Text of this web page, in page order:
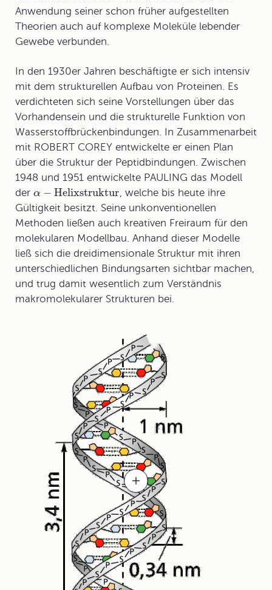
Anwendung seiner schon früher aufgestellten
Theorien auch auf komplexe Moleküle lebender
Gewebe verbunden.
In den 1930er Jahren beschäftigte er sich intensiv
mit dem strukturellen Aufbau von Proteinen. Es
verdichteten sich seine Vorstellungen über das
Vorhandensein und die strukturelle Funktion von
Wasserstoffbrückenbindungen. In Zusammenarbeit
mit ROBERT COREY entwickelte er einen Plan
über die Struktur der Peptidbindungen. Zwischen
1948 und 1951 entwickelte PAULING das Modell
der α − Helixstruktur, welche bis heute ihre
Gültigkeit besitzt. Seine unkonventionellen
Methoden ließen auch kreativen Freiraum für den
molekularen Modellbau. Anhand dieser Modelle
ließ sich die dreidimensionale Struktur mit ihren
unterschiedlichen Bindungsarten sichtbar machen,
und trug damit wesentlich zum Verständnis
makromolekularer Strukturen bei.